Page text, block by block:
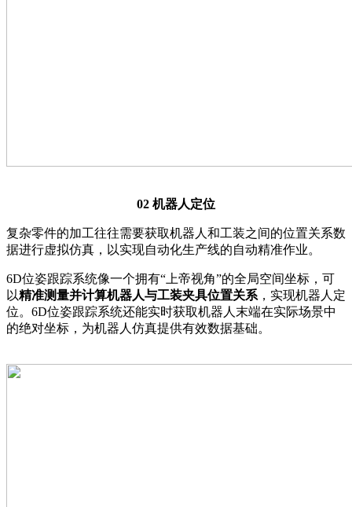
02 机器人定位
复杂零件的加工往往需要获取机器人和工装之间的位置关系数
据进行虚拟仿真，以实现自动化生产线的自动精准作业。
6D位姿跟踪系统像一个拥有“上帝视角”的全局空间坐标，可
以精准测量并计算机器人与工装夹具位置关系 ，实现机器人定
位。6D位姿跟踪系统还能实时获取机器人末端在实际场景中
的绝对坐标，为机器人仿真提供有效数据基础。